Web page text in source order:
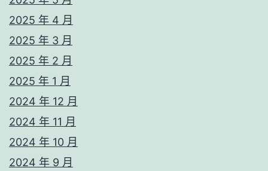
2025 年 4 月
2025 年 3 月
2025 年 2 月
2025 年 1 月
2024 年 12 月
2024 年 11 月
2024 年 10 月
2024 年 9 月